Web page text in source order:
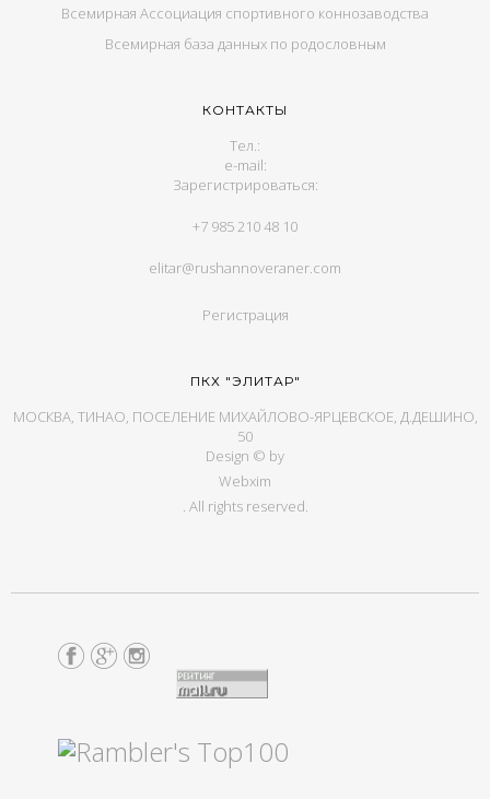
Всемирная Ассоциация спортивного коннозаводства
Всемирная база данных по родословным
КОНТАКТЫ
Тел.:
e-mail:
Зарегистрироваться:
+7 985 210 48 10
elitar@rushannoveraner.com
Регистрация
ПКХ "ЭЛИТАР"
МОСКВА, ТИНАО, ПОСЕЛЕНИЕ МИХАЙЛОВО-ЯРЦЕВСКОЕ, Д.ДЕШИНО,
50
Design © by
Webxim
. All rights reserved.